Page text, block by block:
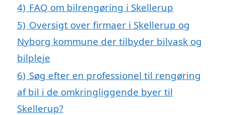
4) FAQ om bilrengøring i Skellerup
5) Oversigt over firmaer i Skellerup og
Nyborg kommune der tilbyder bilvask og
bilpleje
6) Søg efter en professionel til rengøring
af bil i de omkringliggende byer til
Skellerup?